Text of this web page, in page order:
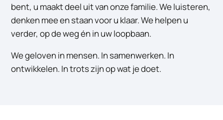
bent, u maakt deel uit van onze familie. We luisteren,
denken mee en staan voor u klaar. We helpen u
verder, op de weg én in uw loopbaan.
We geloven in mensen. In samenwerken. In
ontwikkelen. In trots zijn op wat je doet.